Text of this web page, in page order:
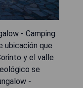
- Camping
ubicación que
y el valle
se
-